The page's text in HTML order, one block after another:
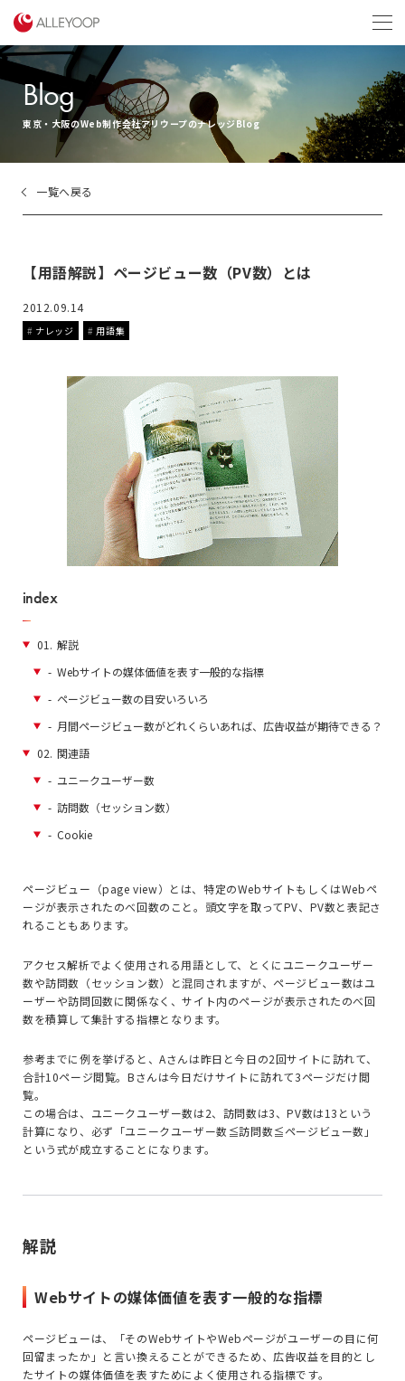
Blog
東京・大阪のWeb制作会社アリウープのナレッジBlog
一覧へ戻る
【用語解説】ページビュー数（PV数）とは
2012.09.14
ナレッジ 用語集
index
01. 解説
- Webサイトの媒体価値を表す一般的な指標
- ページビュー数の目安いろいろ
- 月間ページビュー数がどれくらいあれば、広告収益が期待できる？
02. 関連語
- ユニークユーザー数
- 訪問数（セッション数）
- Cookie
ページビュー（page view）とは、特定のWebサイトもしくはWebペ
ージが表示されたのべ回数のこと。頭文字を取ってPV、PV数と表記さ
れることもあります。
アクセス解析でよく使用される用語として、とくにユニークユーザー
数や訪問数（セッション数）と混同されますが、ページビュー数はユ
ーザーや訪問回数に関係なく、サイト内のページが表示されたのべ回
数を積算して集計する指標となります。
参考までに例を挙げると、Aさんは昨日と今日の2回サイトに訪れて、
合計10ページ閲覧。Bさんは今日だけサイトに訪れて3ページだけ閲
覧。
この場合は、ユニークユーザー数は2、訪問数は3、PV数は13という
計算になり、必ず「ユニークユーザー数≦訪問数≦ページビュー数」
という式が成立することになります。
解説
Webサイトの媒体価値を表す一般的な指標
ページビューは、「そのWebサイトやWebページがユーザーの目に何
回留まったか」と言い換えることができるため、広告収益を目的とし
たサイトの媒体価値を表すためによく使用される指標です。